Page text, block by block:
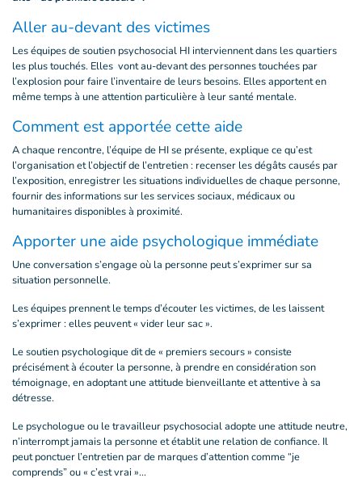
Aller au-devant des victimes
Les équipes de soutien psychosocial HI interviennent dans les quartiers
les plus touchés. Elles vont au-devant des personnes touchées par
l’explosion pour faire l’inventaire de leurs besoins. Elles apportent en
même temps à une attention particulière à leur santé mentale.
Comment est apportée cette aide
A chaque rencontre, l’équipe de HI se présente, explique ce qu’est
l’organisation et l’objectif de l’entretien : recenser les dégâts causés par
l’exposition, enregistrer les situations individuelles de chaque personne,
fournir des informations sur les services sociaux, médicaux ou
humanitaires disponibles à proximité.
Apporter une aide psychologique immédiate
Une conversation s’engage où la personne peut s’exprimer sur sa
situation personnelle.
Les équipes prennent le temps d’écouter les victimes, de les laissent
s’exprimer : elles peuvent « vider leur sac ».
Le soutien psychologique dit de « premiers secours » consiste
précisément à écouter la personne, à prendre en considération son
témoignage, en adoptant une attitude bienveillante et attentive à sa
détresse.
Le psychologue ou le travailleur psychosocial adopte une attitude neutre,
n’interrompt jamais la personne et établit une relation de confiance. Il
peut ponctuer l’entretien par de marques d’attention comme “je
comprends” ou « c’est vrai »...